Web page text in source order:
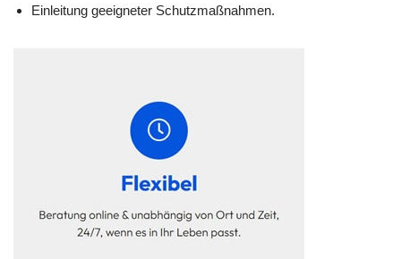
Einleitung geeigneter Schutzmaßnahmen.